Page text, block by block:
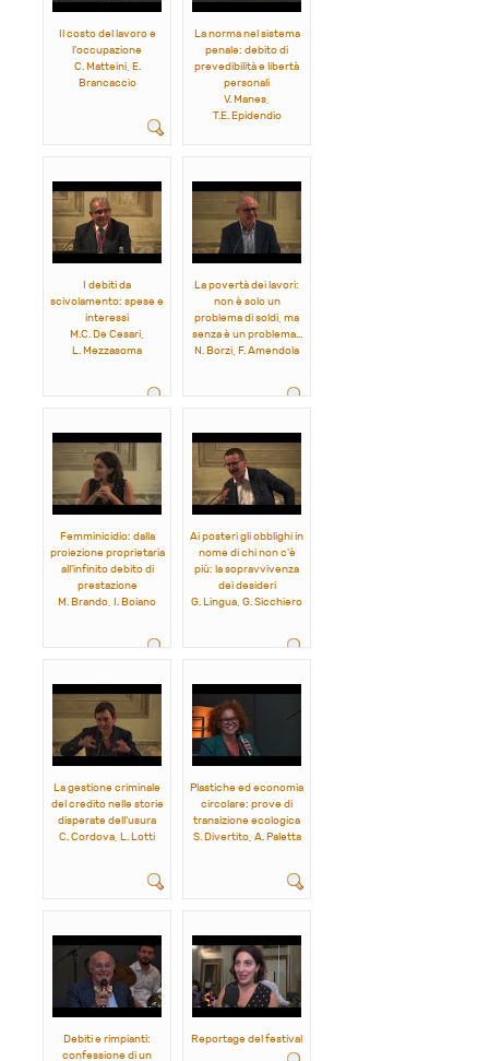
Il costo del lavoro e
l'occupazione
C. Matteini, E.
Brancaccio
La norma nel sistema
penale: debito di
prevedibilità e libertà
personali
V. Manes,
T.E. Epidendio
I debiti da
scivolamento: spese e
interessi
M.C. De Cesari,
L. Mezzasoma
La povertà dei lavori:
non è solo un
problema di soldi, ma
senza è un problema...
N. Borzi, F. Amendola
Femminicidio: dalla
proiezione proprietaria
all'infinito debito di
prestazione
M. Brando, I. Boiano
Ai posteri gli obblighi in
nome di chi non c'è
più: la sopravvivenza
dei desideri
G. Lingua, G. Sicchiero
La gestione criminale
del credito nelle storie
disperate dell'usura
C. Cordova, L. Lotti
Plastiche ed economia
circolare: prove di
transizione ecologica
S. Divertito, A. Paletta
Debiti e rimpianti:
confessione di un
Reportage del festival